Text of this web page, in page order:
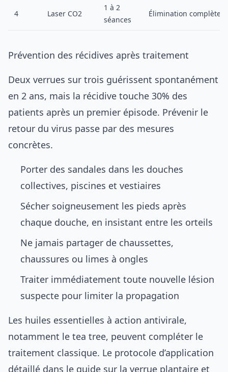
4 Laser CO2
1 à 2
séances
Élimination complète
Prévention des récidives après traitement
Deux verrues sur trois guérissent spontanément
en 2 ans, mais la récidive touche 30% des
patients après un premier épisode. Prévenir le
retour du virus passe par des mesures
concrètes.
Porter des sandales dans les douches
collectives, piscines et vestiaires
Sécher soigneusement les pieds après
chaque douche, en insistant entre les orteils
Ne jamais partager de chaussettes,
chaussures ou limes à ongles
Traiter immédiatement toute nouvelle lésion
suspecte pour limiter la propagation
Les huiles essentielles à action antivirale,
notamment le tea tree, peuvent compléter le
traitement classique. Le protocole d’application
détaillé dans le guide sur la verrue plantaire et